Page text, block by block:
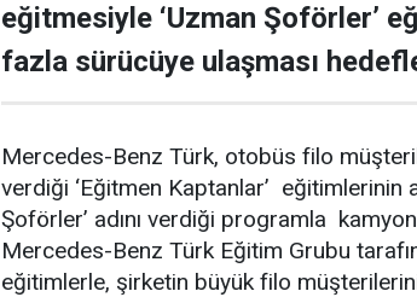
eğitmesiyle ‘Uzman Şoförler’
fazla sürücüye ulaşması
Mercedes-Benz Türk, otobüs filo
verdiği ‘Eğitmen Kaptanlar’ eğitimlerinin
Şoförler’ adını verdiği programla
Mercedes-Benz Türk Eğitim Grubu
eğitimlerle, şirketin büyük filo